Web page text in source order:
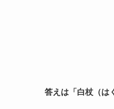
答えは「白杖（は